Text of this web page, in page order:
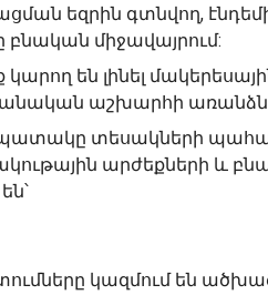
եզրին գտնվող,
բնական միջավայրում:
են լինել
աշխարհի
տեսակների
արժեքների և
կազմում են